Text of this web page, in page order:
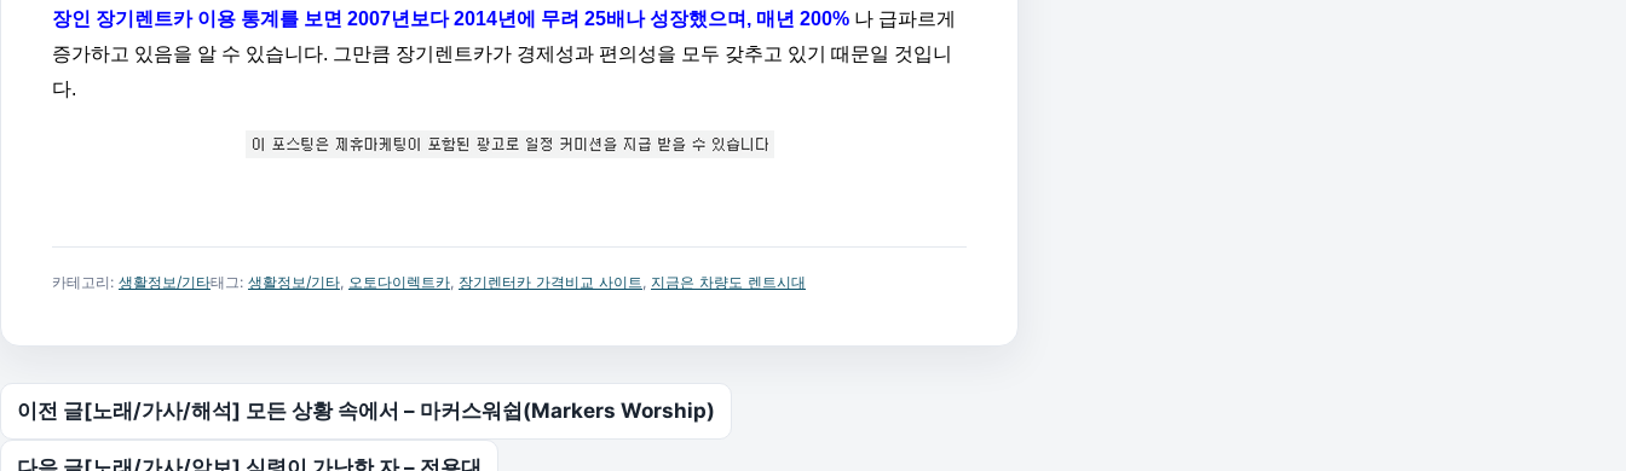
장인 장기렌트카 이용 통계를 보면 2007년보다 2014년에 무려 25배나 성장했으며, 매년 200% 나 급파르게
증가하고 있음을 알 수 있습니다. 그만큼 장기렌트카가 경제성과 편의성을 모두 갖추고 있기 때문일 것입니
다.
카테고리: 생활정보/기타태그: 생활정보/기타, 오토다이렉트카, 장기렌터카 가격비교 사이트, 지금은 차량도 렌트시대
글 탐색
이전 글[노래/가사/해석] 모든 상황 속에서 – 마커스워쉽(Markers Worship)